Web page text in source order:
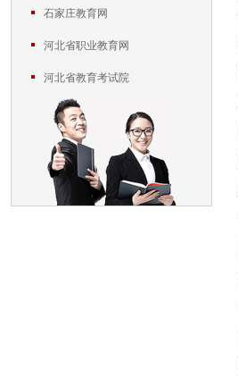
石家庄教育网
河北省职业教育网
河北省教育考试院